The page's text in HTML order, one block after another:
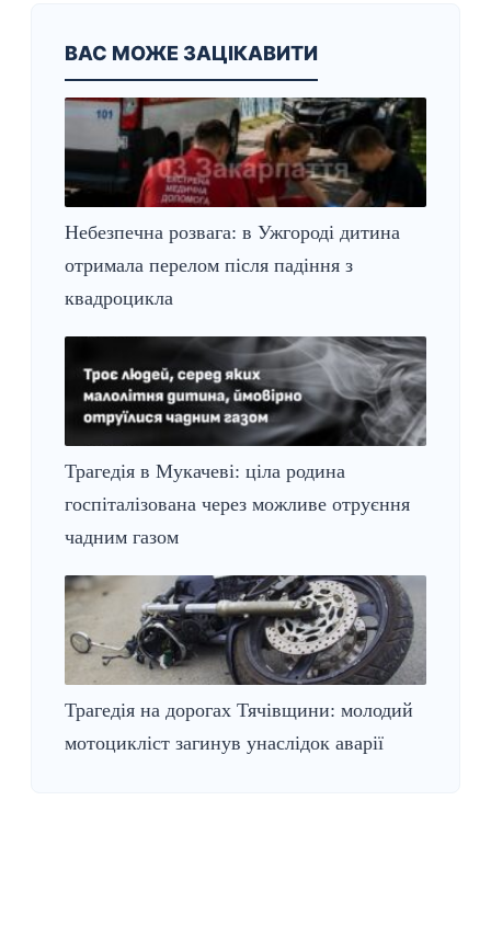
ВАС МОЖЕ ЗАЦІКАВИТИ
Небезпечна розвага: в Ужгороді дитина
отримала перелом після падіння з
квадроцикла
Трагедія в Мукачеві: ціла родина
госпіталізована через можливе отруєння
чадним газом
Трагедія на дорогах Тячівщини: молодий
мотоцикліст загинув унаслідок аварії